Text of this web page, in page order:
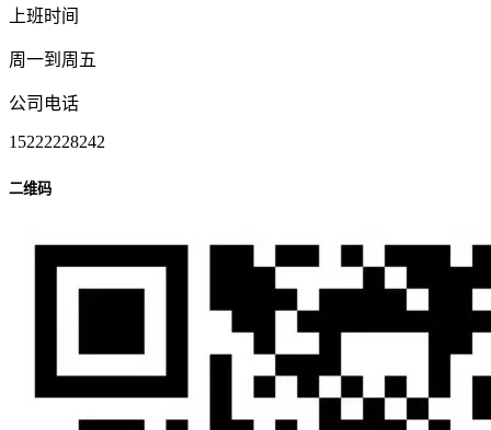
上班时间
周一到周五
公司电话
15222228242
二维码